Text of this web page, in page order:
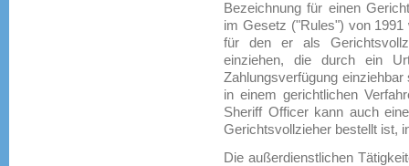
Bezeichnung für einen
im Gesetz ("Rules") von
für den er als
einziehen, die durch ein
Zahlungsverfügung
in einem gerichtlichen
Sheriff Officer kann auch
Gerichtsvollzieher bestellt ist,
Die außerdienstlichen